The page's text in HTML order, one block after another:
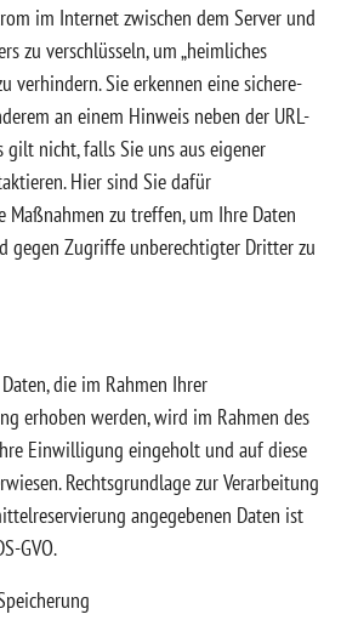
im Internet zwischen dem Server und
zu verschlüsseln, um „heimliches
verhindern. Sie erkennen eine sichere-
an einem Hinweis neben der URL-
gilt nicht, falls Sie uns aus eigener
Hier sind Sie dafür
zu treffen, um Ihre Daten
gegen Zugriffe unberechtigter Dritter zu
die im Rahmen Ihrer
erhoben werden, wird im Rahmen des
Einwilligung eingeholt und auf diese
Rechtsgrundlage zur Verarbeitung
angegebenen Daten ist
GVO.